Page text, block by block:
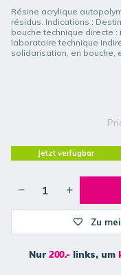
Résine acrylique
résidus. Indications :
bouche technique directe
laboratoire technique
solidarisation, en bouche,
Jetzt verfügbar
Zu
Nur200.- links, um